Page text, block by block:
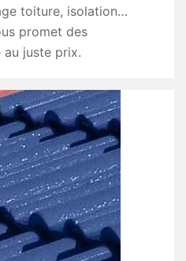
toiture, isolation…
promet des
juste prix.